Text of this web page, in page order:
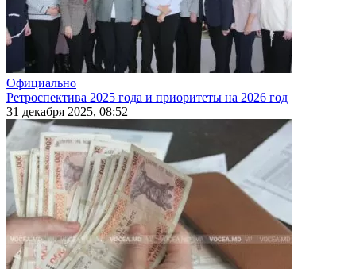
Официально
Ретроспектива 2025 года и приоритеты на 2026 год
31 декабря 2025, 08:52